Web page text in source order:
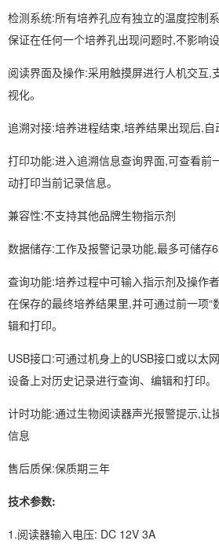
检测系统:所有培养孔应有独立的温度控制
保证在任何一个培养孔出现问题时,不影响设
阅读界面及操作:采用触摸屏进行人机交互,
视化。
追溯对接:培养进程结束,培养结果出现后,
打印功能:进入追溯信息查询界面,可查看前
动打印当前记录信息。
兼容性:不支持其他品牌生物指示剂
数据储存:工作及报警记录功能,最多可储存
查询功能:培养过程中可输入指示剂及操作
在保存的最终培养结果里,并可通过前一项“
辑和打印。
USB接口:可通过机身上的USB接口或以太
设备上对历史记录进行查询、编辑和打印。
计时功能:通过生物阅读器声光报警提示,让
信息
售后质保:保质期三年
技术参数:
1.阅读器输入电压: DC 12V 3A